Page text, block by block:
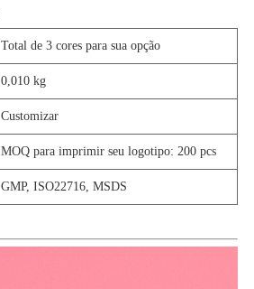
Total de 3 cores para sua opção
0,010 kg
Customizar
MOQ para imprimir seu logotipo: 200 pcs
GMP, ISO22716, MSDS